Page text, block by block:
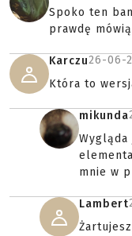
Spoko ten
prawdę
Karczu26-06-
Która to
mikunda
mnie w
Lambert